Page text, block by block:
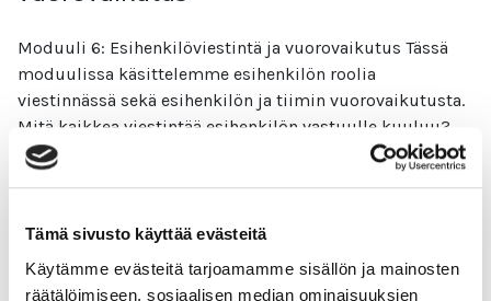
Tämä sivusto käyttää evästeitä
Käytämme evästeitä tarjoamamme sisällön ja mainosten
räätälöimiseen, sosiaalisen median ominaisuuksien
Moduuli 6: Esihenkilöviestintä ja vuorovaikutus Tässä
moduulissa käsittelemme esihenkilön roolia
viestinnässä sekä esihenkilön ja tiimin vuorovaikutusta.
Mitä kaikkea viestintää esihenkilön vastuulle kuuluu?
Lue lisää